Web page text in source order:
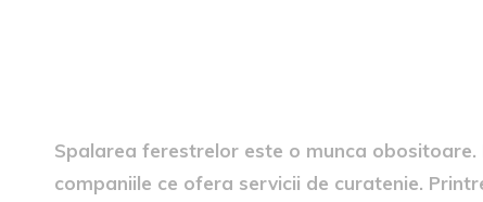
Spalarea ferestrelor este o munca
companiile ce ofera servicii de curatenie.